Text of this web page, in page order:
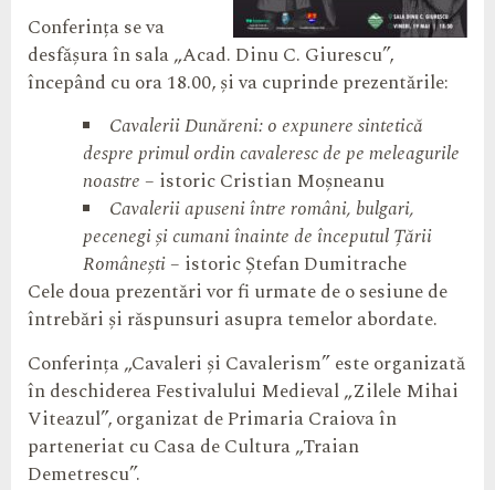
Conferința se va
desfășura în sala „Acad. Dinu C. Giurescu”,
începând cu ora 18.00, și va cuprinde prezentările:
Cavalerii Dunăreni:o expunere sintetică
despre primul ordin cavaleresc de pe meleagurile
noastre – istoric Cristian Moșneanu
Cavalerii apuseni între români, bulgari,
pecenegi și cumani înainte de începutul Țării
Românești– istoric Ștefan Dumitrache
Cele doua prezentări vor fi urmate de o sesiune de
întrebări și răspunsuri asupra temelor abordate.
Conferința „Cavaleri și Cavalerism” este organizată
în deschiderea Festivalului Medieval „Zilele Mihai
Viteazul”, organizat de Primaria Craiova în
parteneriat cu Casa de Cultura „Traian
Demetrescu”.